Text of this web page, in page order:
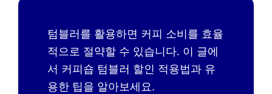
텀블러를 활용하면 커피 소비를 효율
적으로 절약할 수 있습니다. 이 글에
서 커피숍 텀블러 할인 적용법과 유
용한 팁을 알아보세요.